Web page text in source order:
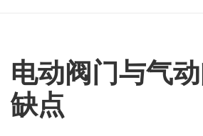
电动阀门与气
缺点